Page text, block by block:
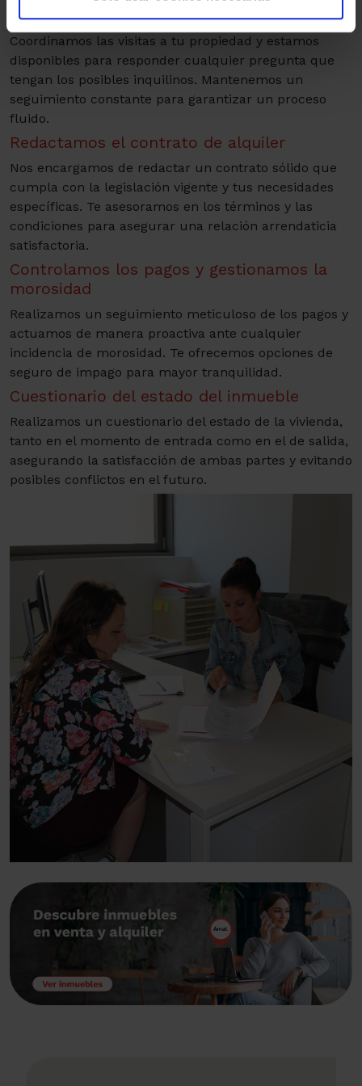
cerca el proceso
Coordinamos las visitas a tu propiedad y estamos
disponibles para responder cualquier pregunta que
tengan los posibles inquilinos. Mantenemos un
seguimiento constante para garantizar un proceso
fluido.
Redactamos el contrato de alquiler
Nos encargamos de redactar un contrato sólido que
cumpla con la legislación vigente y tus necesidades
específicas. Te asesoramos en los términos y las
condiciones para asegurar una relación arrendaticia
satisfactoria.
Controlamos los pagos y gestionamos la
morosidad
Realizamos un seguimiento meticuloso de los pagos y
actuamos de manera proactiva ante cualquier
incidencia de morosidad. Te ofrecemos opciones de
seguro de impago para mayor tranquilidad.
Cuestionario del estado del inmueble
Realizamos un cuestionario del estado de la vivienda,
tanto en el momento de entrada como en el de salida,
asegurando la satisfacción de ambas partes y evitando
posibles conflictos en el futuro.